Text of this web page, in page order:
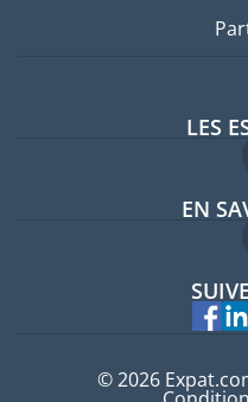
LES
EN
© 2026